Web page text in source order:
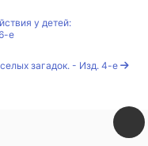
к ОГЭ и ЕГЭ,
по исто
у детей:
е
загадок. - Изд. 4-е